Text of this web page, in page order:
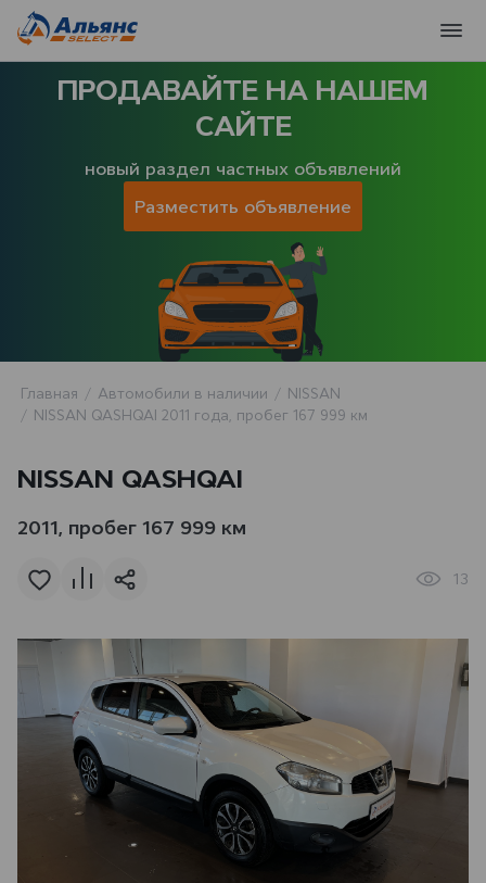
ПРОДАВАЙТЕ НА НАШЕМ
САЙТЕ
новый раздел частных объявлений
Разместить объявление
Главная Автомобили в наличии
NISSAN
NISSAN QASHQAI 2011 года, пробег 167 999 км
13
NISSAN QASHQAI
2011, пробег 167 999 км